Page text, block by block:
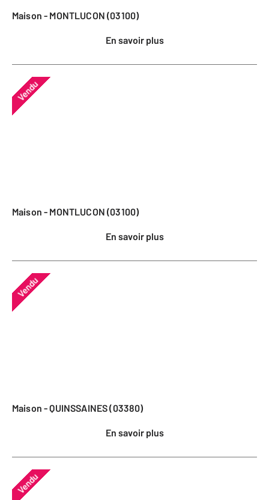
Maison - MONTLUCON (03100)
En savoir plus
Vendu
Maison - MONTLUCON (03100)
En savoir plus
Vendu
Maison - QUINSSAINES (03380)
En savoir plus
Vendu